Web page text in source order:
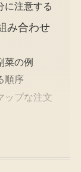
に注意する
み合わせ
菜の例
順序
ップな注文